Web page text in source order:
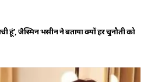
हूं’, जैस्मिन भसीन ने बताया क्यों हर चुनौती को